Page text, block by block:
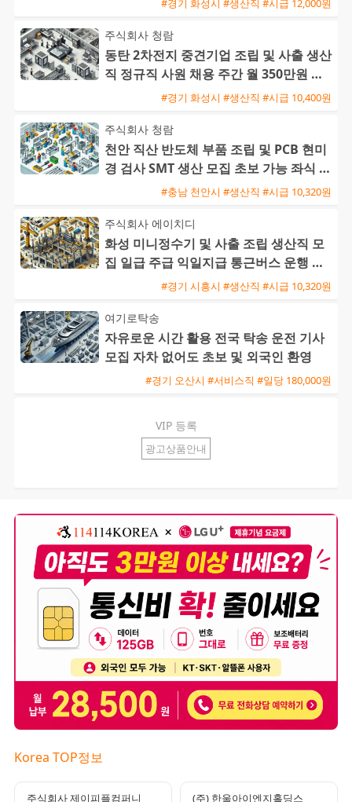
#경기 화성시 #생산직 #시급 12,000원
주식회사 청람
동탄 2차전지 중견기업 조립 및 사출 생산
직 정규직 사원 채용 주간 월 350만원 및
교대 월 370만원#경기 화성시 #생산직 #시급 10,400원
주식회사 청람
천안 직산 반도체 부품 조립 및 PCB 현미
경 검사 SMT 생산 모집 초보 가능 좌식 근
#충남 천안시 #생산직 #시급 10,320원
주식회사 에이치디
화성 미니정수기 및 사출 조립 생산직 모
집 일급 주급 익일지급 통근버스 운행 초
#경기 시흥시 #생산직 #시급 10,320원
여기로탁송
자유로운 시간 활용 전국 탁송 운전 기사
모집 자차 없어도 초보 및 외국인 환영
#경기 오산시 #서비스직 #일당 180,000원
VIP 등록
광고상품안내
Korea TOP정보
주식회사 제이피플컴퍼니 (주) 한울아이엔지홀딩스